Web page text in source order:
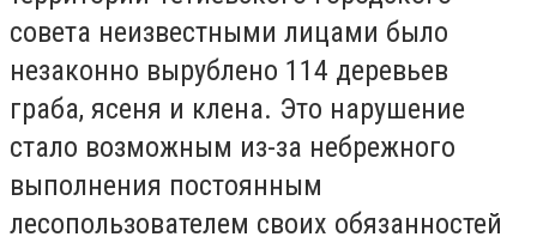
совета неизвестными лицами было
незаконно вырублено 114 деревьев
граба, ясеня и клена. Это нарушение
стало возможным из-за небрежного
выполнения постоянным
лесопользователем своих обязанностей